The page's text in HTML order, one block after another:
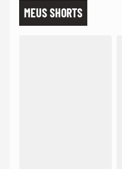
MEUS SHORTS